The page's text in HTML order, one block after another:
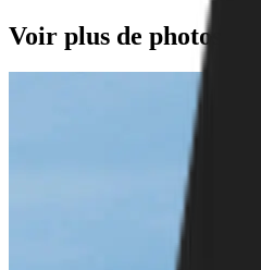
Voir plus de photos de